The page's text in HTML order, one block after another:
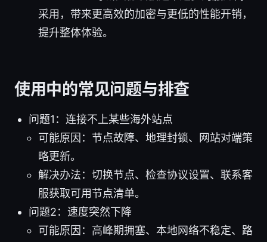
采用，带来更高效的加密与更低的性能开销，
提升整体体验。
使用中的常见问题与排查
问题1：连接不上某些海外站点
可能原因：节点故障、地理封锁、网站对端策
略更新。
解决办法：切换节点、检查协议设置、联系客
服获取可用节点清单。
问题2：速度突然下降
可能原因：高峰期拥塞、本地网络不稳定、路